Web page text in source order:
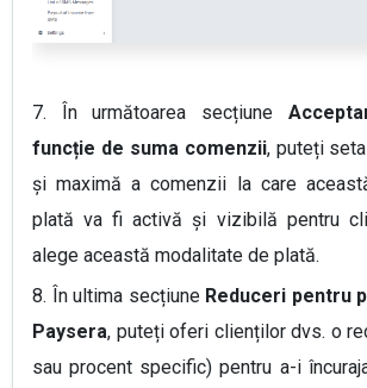
7. În următoarea secțiune
funcție de suma comenzii, puteți
și maximă a comenzii la care
plată va fi activă și vizibilă pentru
alege această modalitate de plată.
8. În ultima secțiune Reduceri pentru
Paysera, puteți oferi clienților dvs. o
sau procent specific) pentru a-i